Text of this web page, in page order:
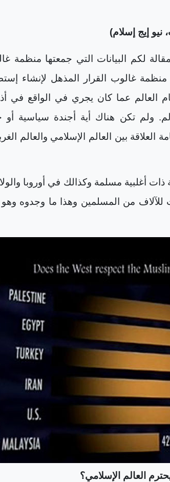
نيو إيج إسلام)
لكم البيانات التي جمعتها منظمة
غالوب القرار المذهل لإنشاء
العالم عما كان يجري في الواقع في
ولم تكن هناك أية أجندة سياسية أو
العلاقة بين العالم الإسلامي والعالم
المقابلات في 35 دولة ذات أغلبية مسلمة وكذالك في أوروبا
للآلاف من المسلمين وهذا ما وجدوه
العالم الإسلامي؟